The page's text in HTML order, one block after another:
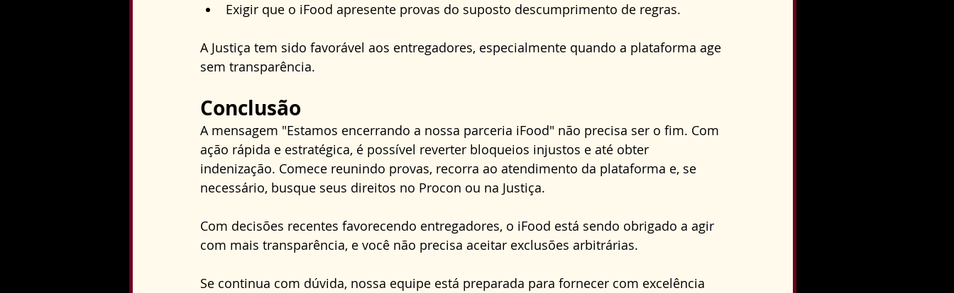
Exigir que o iFood apresente provas do suposto descumprimento de regras.
A Justiça tem sido favorável aos entregadores, especialmente quando a plataforma age
sem transparência.
Conclusão
A mensagem "Estamos encerrando a nossa parceria iFood" não precisa ser o fim. Com
ação rápida e estratégica, é possível reverter bloqueios injustos e até obter
indenização. Comece reunindo provas, recorra ao atendimento da plataforma e, se
necessário, busque seus direitos no Procon ou na Justiça.
Com decisões recentes favorecendo entregadores, o iFood está sendo obrigado a agir
com mais transparência, e você não precisa aceitar exclusões arbitrárias.
Se continua com dúvida, nossa equipe está preparada para fornecer com excelência